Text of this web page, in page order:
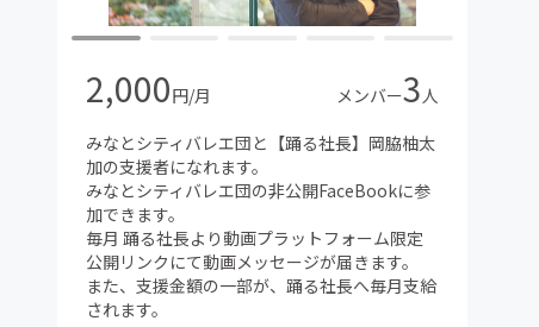
2,000円/月 メンバー3人
みなとシティバレエ団と【踊る社長】岡脇柚太
加の支援者になれます。
みなとシティバレエ団の非公開FaceBookに参
加できます。
毎月 踊る社長より動画プラットフォーム限定
公開リンクにて動画メッセージが届きます。
また、支援金額の一部が、踊る社長へ毎月支給
されます。